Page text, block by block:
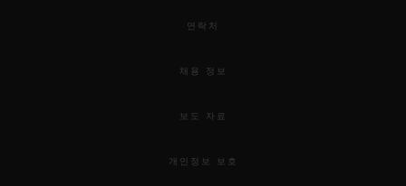
연락처
채용 정보
보도 자료
개인정보 보호